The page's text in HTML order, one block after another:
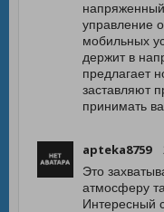
управление
мобильных
держит в
предлагает
заставляют
принимать
apteka8759
Это
атмосферу
Интересный